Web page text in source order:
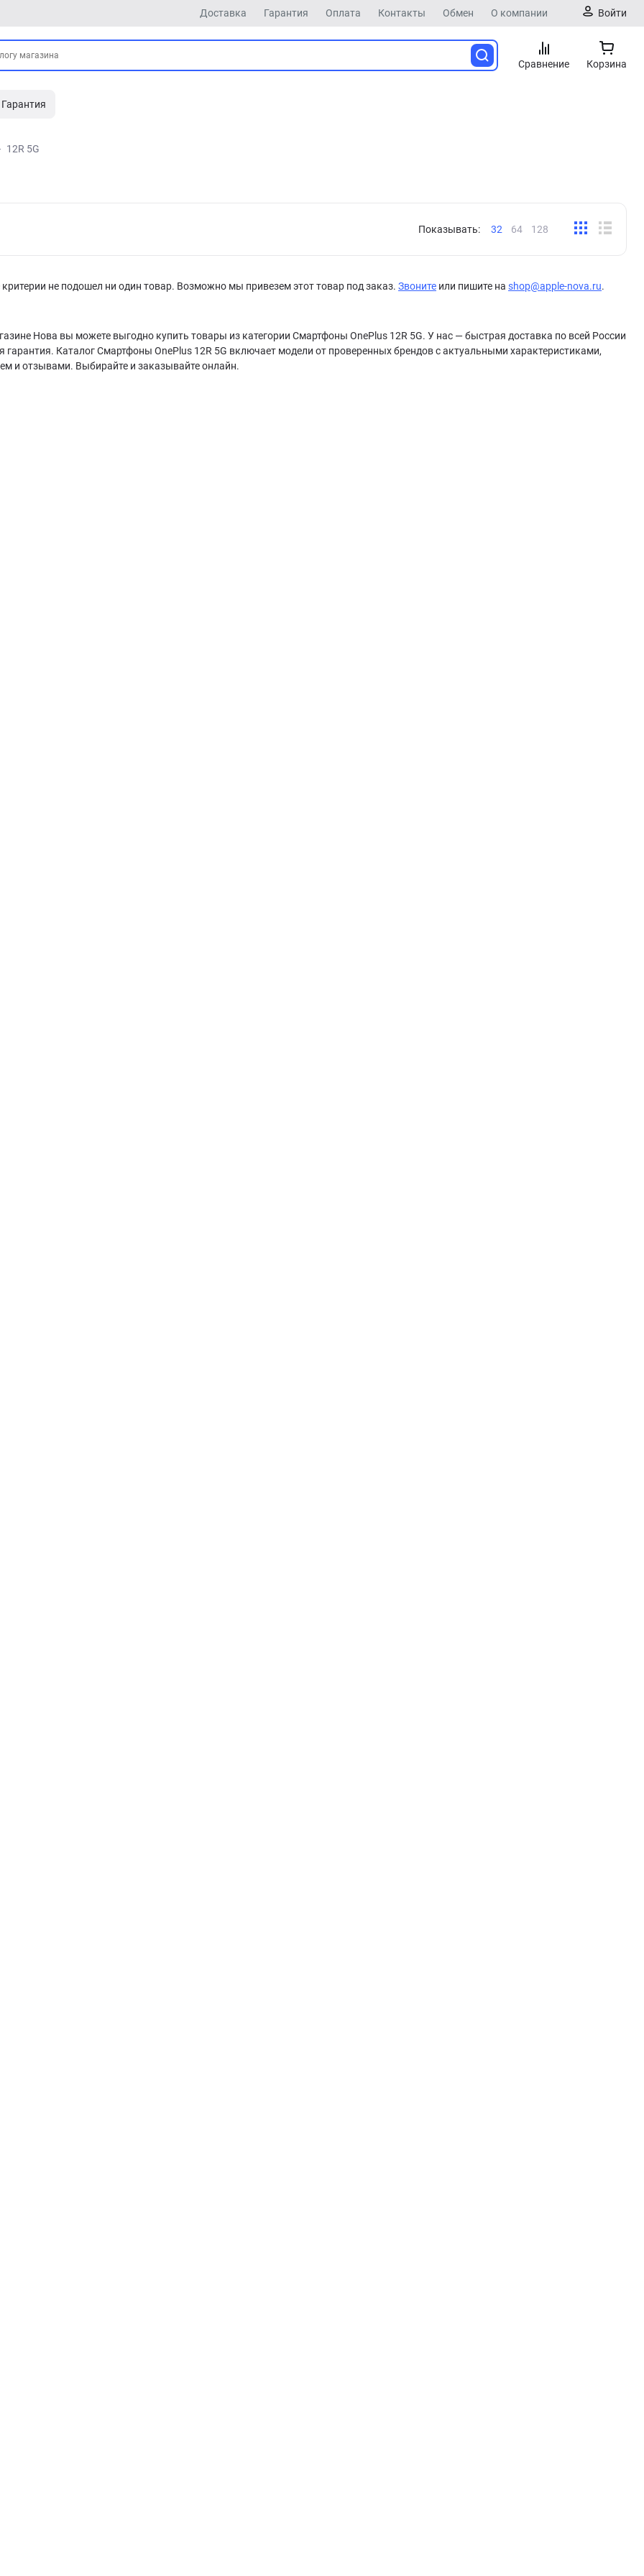
Доставка Гарантия Оплата Контакты Обмен О компании Войти
Сравнение Корзина
Гарантия
12R 5G
Показывать: 32 64 128
не подошел ни один товар. Возможно мы привезем этот товар под заказ. Звоните или пишите на shop@apple-nova.ru.
Нова вы можете выгодно купить товары из категории Смартфоны OnePlus 12R 5G. У нас — быстрая доставка по всей России
гарантия. Каталог Смартфоны OnePlus 12R 5G включает модели от проверенных брендов с актуальными характеристиками,
и отзывами. Выбирайте и заказывайте онлайн.